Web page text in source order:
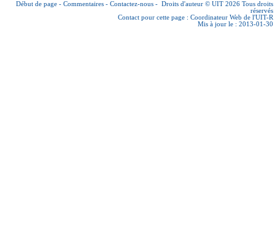
Début de page - Commentaires - Contactez-nous - Droits d'auteur © UIT 2026 Tous droits
réservés
Contact pour cette page : Coordinateur Web de l'UIT-R
Mis à jour le : 2013-01-30